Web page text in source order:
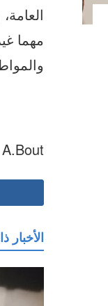
مهما
A.Bout
الأخبار